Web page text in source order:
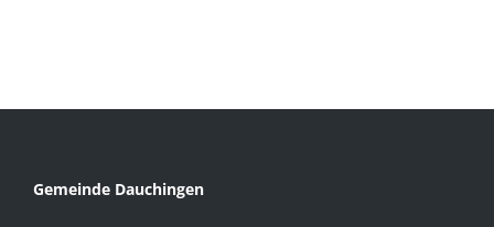
Gemeinde Dauchingen